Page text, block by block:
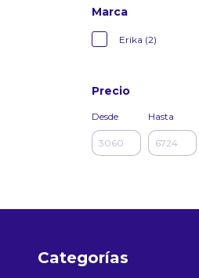
Marca
Erika (2)
Precio
Desde Hasta
Categorías